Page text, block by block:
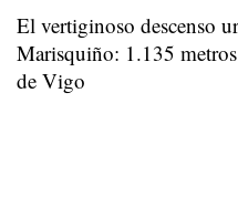
El vertiginoso descenso
Marisquiño: 1.135
de Vigo